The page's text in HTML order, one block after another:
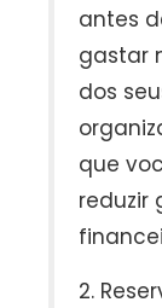
antes
gastar
dos
que
reduzir
2.